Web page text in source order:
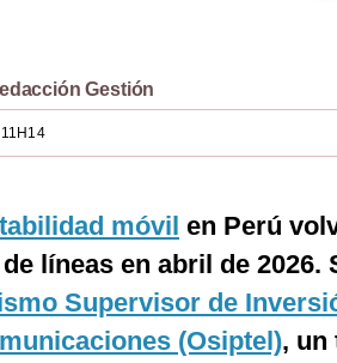
Gestión
móvil en Perú
líneas en abril de 2026.
Supervisor de
(Osiptel), un